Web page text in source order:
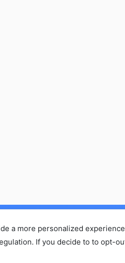
会
a more personalized
If you decide to to opt-